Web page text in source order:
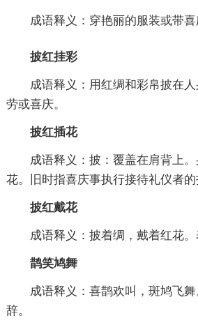
成语释义：穿艳丽的服装或带喜
披红挂彩
成语释义：用红绸和彩帛披在
劳或喜庆。
披红插花
成语释义：披：覆盖在肩背上
花。旧时指喜庆事执行接待礼仪者的
披红戴花
成语释义：披着绸，戴着红花。
鹊笑鸠舞
成语释义：喜鹊欢叫，斑鸠飞
辞。